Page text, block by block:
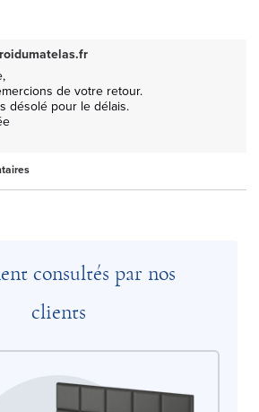
de votre retour.
désolé pour le délais.
consultés par nos
clients